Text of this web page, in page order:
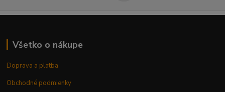
Všetko o nákupe
Doprava a platba
Obchodné podmienky